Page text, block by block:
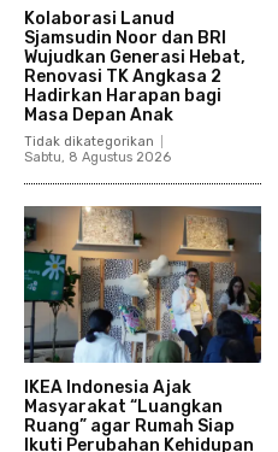
Kolaborasi Lanud
Sjamsudin Noor dan BRI
Wujudkan Generasi Hebat,
Renovasi TK Angkasa 2
Hadirkan Harapan bagi
Masa Depan Anak
Tidak dikategorikan
Sabtu, 8 Agustus 2026
IKEA Indonesia Ajak
Masyarakat “Luangkan
Ruang” agar Rumah Siap
Ikuti Perubahan Kehidupan